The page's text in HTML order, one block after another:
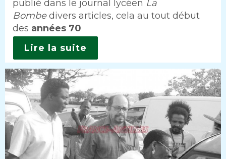
publié dans le journal lycéen La
Bombedivers articles, cela au tout début
des années 70
Lire la suite